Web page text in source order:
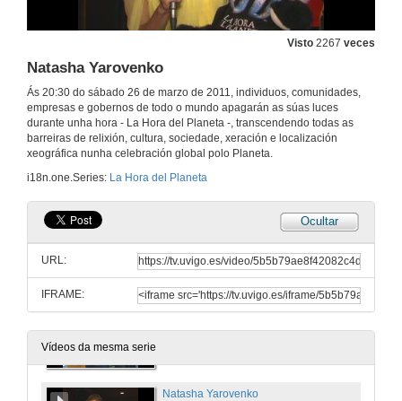
Visto 2267 veces
Natasha Yarovenko
Ás 20:30 do sábado 26 de marzo de 2011, individuos, comunidades,
empresas e gobernos de todo o mundo apagarán as súas luces
durante unha hora - La Hora del Planeta -, transcendendo todas as
barreiras de relixión, cultura, sociedade, xeración e localización
xeográfica nunha celebración global polo Planeta.
i18n.one.Series: La Hora del Planeta
Ocultar
URL:
IFRAME:
Vídeos da mesma serie
El Hormiguero
24 de mar. de 2011
Luis Merlo
24 de mar. de 2011
Maribel Verdú
24 de mar. de 2011
24 de mar. de 2011
Marron
Natasha Yarovenko